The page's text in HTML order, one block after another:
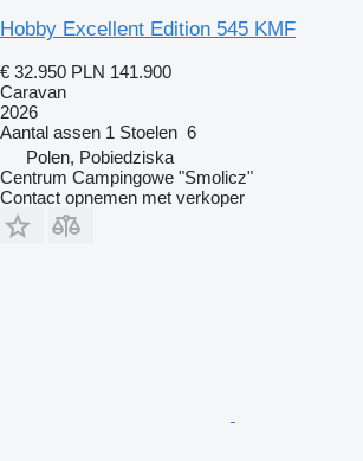
Hobby Excellent Edition 545 KMF
€ 32.950 PLN 141.900
Caravan
2026
Aantal assen 1 Stoelen 6
Polen, Pobiedziska
Centrum Campingowe "Smolicz"
Contact opnemen met verkoper